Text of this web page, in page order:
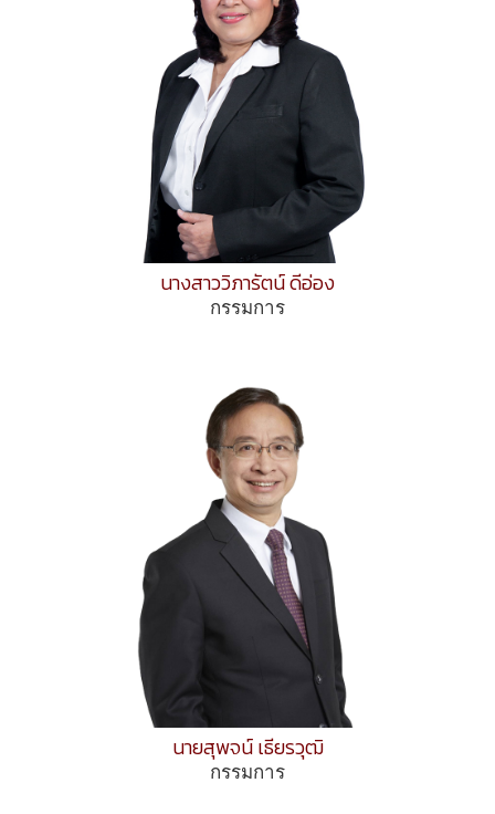
นางสาววิภารัตน์ ดีอ่อง
กรรมการ
นายสุพจน์ เธียรวุฒิ
กรรมการ